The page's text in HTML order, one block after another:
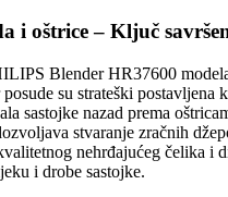
i oštrice – Ključ
Blender HR37600
su strateški postavljena
sastojke nazad prema
stvaranje zračnih
nehrđajućeg čelika i
i drobe sastojke.